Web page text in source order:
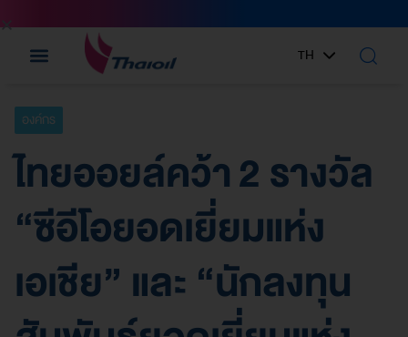
TH
EN
องค์กร
ไทยออยล์คว้า 2 รางวัล
“ซีอีโอยอดเยี่ยมแห่ง
เอเชีย” และ “นักลงทุน